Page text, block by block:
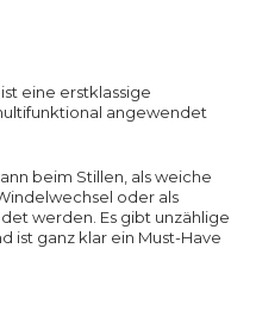
eine erstklassige
angewendet
beim Stillen, als weiche
oder als
werden. Es gibt unzählige
ist ganz klar ein Must-Have